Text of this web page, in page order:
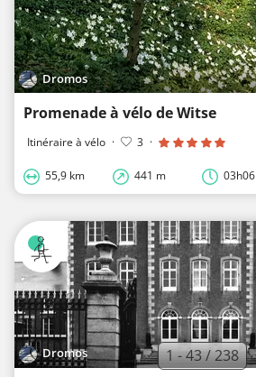
Dromos
Promenade à vélo de Witse
Itinéraire à vélo · 3 ·
55,9 km 441 m 03h06
Dromos 1 - 43 / 238